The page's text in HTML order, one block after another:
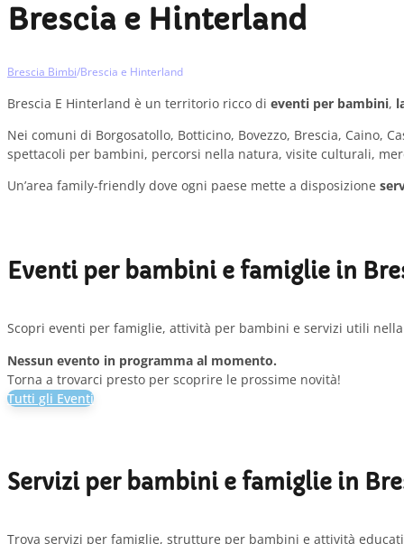
Brescia e Hinterland
Brescia Bimbi/Brescia e Hinterland
Brescia E Hinterland è un territorio ricco di eventi per bambini,
Nei comuni di Borgosatollo, Botticino, Bovezzo, Brescia, Caino,
spettacoli per bambini, percorsi nella natura, visite culturali,
Un’area family-friendly dove ogni paese mette a disposizione
Eventi per bambini e famiglie in
Scopri eventi per famiglie, attività per bambini e servizi utili
Nessun evento in programma al momento.
Torna a trovarci presto per scoprire le prossime novità!
Tutti gli Eventi
Servizi per bambini e famiglie in
Trova servizi per famiglie, strutture per bambini e attività